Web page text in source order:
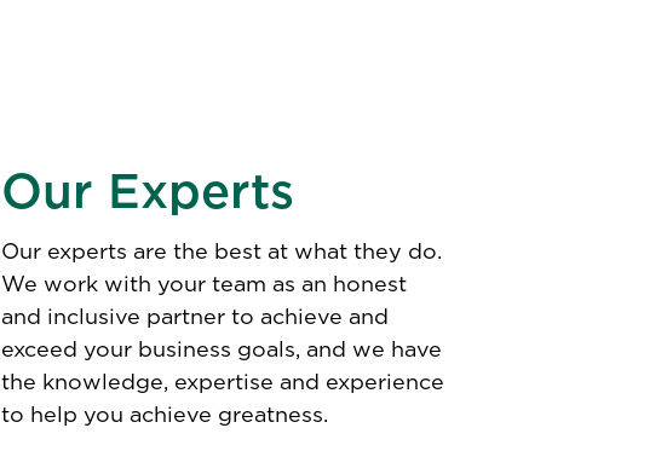
Our Experts
Our experts are the best at what they do.
We work with your team as an honest
and inclusive partner to achieve and
exceed your business goals, and we have
the knowledge, expertise and experience
to help you achieve greatness.